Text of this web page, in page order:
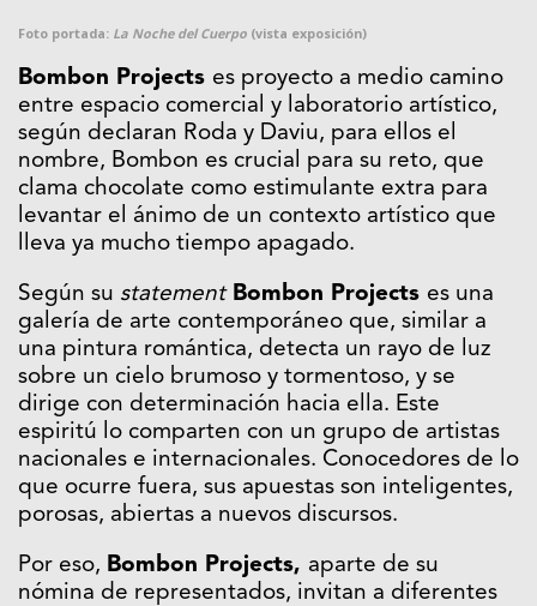
Foto portada: La Noche del Cuerpo (vista exposición)
Bombon Projects es proyecto a medio camino
entre espacio comercial y laboratorio artístico,
según declaran Roda y Daviu, para ellos el
nombre, Bombon es crucial para su reto, que
clama chocolate como estimulante extra para
levantar el ánimo de un contexto artístico que
lleva ya mucho tiempo apagado.
Según su statement Bombon Projects es una
galería de arte contemporáneo que, similar a
una pintura romántica, detecta un rayo de luz
sobre un cielo brumoso y tormentoso, y se
dirige con determinación hacia ella. Este
espiritú lo comparten con un grupo de artistas
nacionales e internacionales. Conocedores de lo
que ocurre fuera, sus apuestas son inteligentes,
porosas, abiertas a nuevos discursos.
Por eso, Bombon Projects, aparte de su
nómina de representados, invitan a diferentes